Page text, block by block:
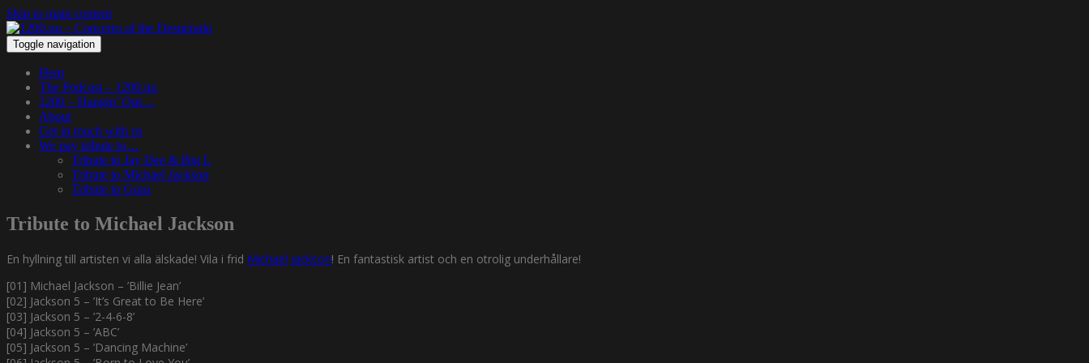
Skip to main content
Toggle navigation
Hem
The Podcast – 1200.nu
1200 – Hangin’ Out…
About
Get in touch with us
We pay tribute to…
Tribute to Jay Dee & Big L
Tribute to Michael Jackson
Tribute to Guru
Tribute to Michael Jackson
En hyllning till artisten vi alla älskade! Vila i frid Michael Jackson! En fantastisk artist och en otrolig underhållare!
[01] Michael Jackson – ’Billie Jean’
[02] Jackson 5 – ’It’s Great to Be Here’
[03] Jackson 5 – ’2-4-6-8’
[04] Jackson 5 – ’ABC’
[05] Jackson 5 – ’Dancing Machine’